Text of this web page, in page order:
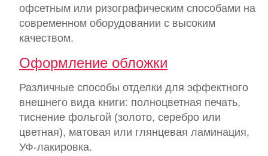
офсетным или ризографическим способами на
современном оборудовании с высоким
качеством.
Оформление обложки
Различные способы отделки для эффектного
внешнего вида книги: полноцветная печать,
тиснение фольгой (золото, серебро или
цветная), матовая или глянцевая ламинация,
УФ-лакировка.